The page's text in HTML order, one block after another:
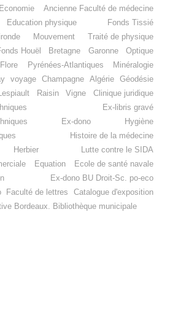
Economie
Ancienne Faculté de médecine
Education physique
Fonds Tissié
Mouvement
Traité de physique
Houël Bretagne Garonne
Optique
Flore Pyrénées-Atlantiques
Minéralogie
voyage Champagne Algérie
Géodésie
Raisin Vigne
Clinique juridique
Ex-libris gravé
Ex-dono
Hygiène
Histoire de la médecine
Herbier
Lutte contre le SIDA
Equation
Ecole de santé navale
Ex-dono BU Droit-Sc. po-eco
Faculté de lettres
Catalogue d'exposition
Bordeaux. Bibliothèque municipale